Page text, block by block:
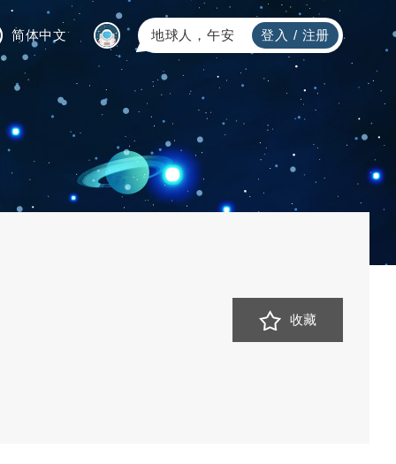
简体中文 地球人，午安 登入 / 注册
收藏